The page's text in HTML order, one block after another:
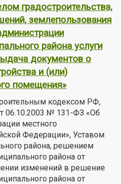
градостроительства,
землепользования
района услуги
документов о
и (или)
помещения»
кодексом РФ,
06.10.2003 № 131-ФЗ «Об
местного
Федерации», Уставом
района, решением
района от
изменений в решение
района от